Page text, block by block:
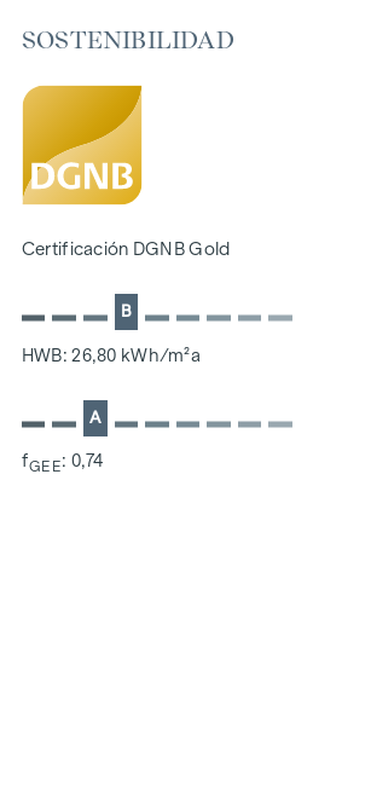
166 plazas de aparcamiento subterráneo
Precertificado de sostenibilidad DGNB
Situado junto al pintoresco Danubio
SOSTENIBILIDAD
los futuros residentes son el centro de
inmueble, prestamos atención a minimizar
energía y recursos naturales durante la
Sostenible), el proyecto ya cuenta con la
de la categoría DGNB Gold.
SOSTENIBILIDAD
Certificación DGNB Gold
B
HWB: 26,80 kWh/m²a
A
fGEE: 0,74